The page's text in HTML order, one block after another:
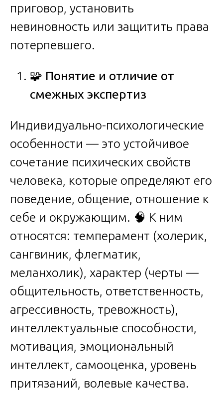
приговор, установить
невиновность или защитить права
потерпевшего.
🧩 Понятие и отличие от
смежных экспертиз
Индивидуально-психологические
особенности — это устойчивое
сочетание психических свойств
человека, которые определяют его
поведение, общение, отношение к
себе и окружающим. 🧠 К ним
относятся: темперамент (холерик,
сангвиник, флегматик,
меланхолик), характер (черты —
общительность, ответственность,
агрессивность, тревожность),
интеллектуальные способности,
мотивация, эмоциональный
интеллект, самооценка, уровень
притязаний, волевые качества.